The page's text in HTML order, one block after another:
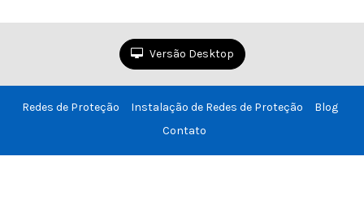
Versão Desktop
Redes de Proteção Instalação de Redes de Proteção
Blog
Contato